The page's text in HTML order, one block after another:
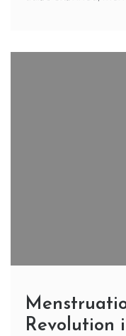
Revolution